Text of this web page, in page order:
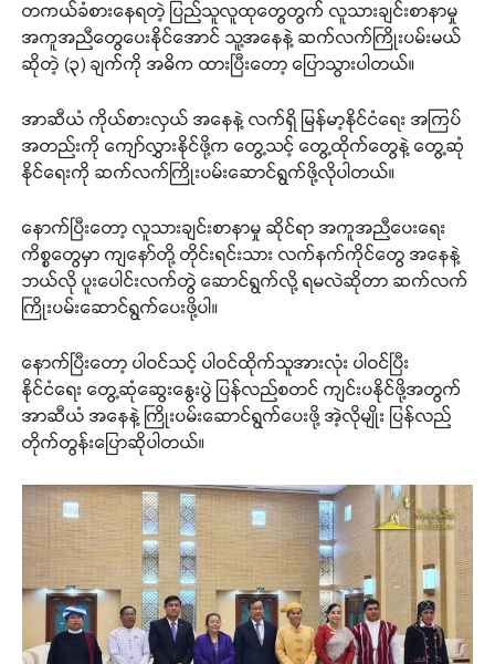
တကယ်ခံစားနေရတဲ့ ပြည်သူလူထုတွေတွက် လူသားချင်းစာနာမှု
အကူအညီတွေပေးနိုင်အောင် သူ့အနေနဲ့ ဆက်လက်ကြိုးပမ်းမယ်
ဆိုတဲ့ (၃) ချက်ကို အဓိက ထားပြီးတော့ ပြောသွားပါတယ်။
အာဆီယံ ကိုယ်စားလှယ် အနေနဲ့ လက်ရှိ မြန်မာ့နိုင်ငံရေး အကြပ်
အတည်းကို ကျော်လွှားနိုင်ဖို့က တွေ့သင့် တွေ့ထိုက်တွေနဲ့ တွေ့ဆုံ
နိုင်ရေးကို ဆက်လက်ကြိုးပမ်းဆောင်ရွက်ဖို့လိုပါတယ်။
နောက်ပြီးတော့ လူသားချင်းစာနာမှု ဆိုင်ရာ အကူအညီပေးရေး
ကိစ္စတွေမှာ ကျနော်တို့ တိုင်းရင်းသား လက်နက်ကိုင်တွေ အနေနဲ့
ဘယ်လို ပူးပေါင်းလက်တွဲ ဆောင်ရွက်လို့ ရမလဲဆိုတာ ဆက်လက်
ကြိုးပမ်းဆောင်ရွက်ပေးဖို့ပါ။
နောက်ပြီးတော့ ပါဝင်သင့် ပါဝင်ထိုက်သူအားလုံး ပါဝင်ပြီး
နိုင်ငံရေး တွေ့ဆုံဆွေးနွေးပွဲ ပြန်လည်စတင် ကျင်းပနိုင်ဖို့အတွက်
အာဆီယံ အနေနဲ့ ကြိုးပမ်းဆောင်ရွက်ပေးဖို့ အဲ့လိုမျိုး ပြန်လည်
တိုက်တွန်းပြောဆိုပါတယ်။